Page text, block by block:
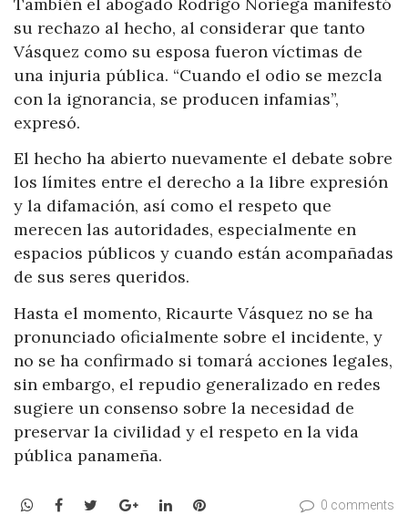
su rechazo al hecho, al considerar que tanto
Vásquez como su esposa fueron víctimas de
una injuria pública. “Cuando el odio se mezcla
con la ignorancia, se producen infamias”,
expresó.
El hecho ha abierto nuevamente el debate sobre
los límites entre el derecho a la libre expresión
y la difamación, así como el respeto que
merecen las autoridades, especialmente en
espacios públicos y cuando están acompañadas
de sus seres queridos.
Hasta el momento, Ricaurte Vásquez no se ha
pronunciado oficialmente sobre el incidente, y
no se ha confirmado si tomará acciones legales,
sin embargo, el repudio generalizado en redes
sugiere un consenso sobre la necesidad de
preservar la civilidad y el respeto en la vida
pública panameña.
WhatsApp
Facebook
TwitterGoogle+LinkedInPinterest 0 comments